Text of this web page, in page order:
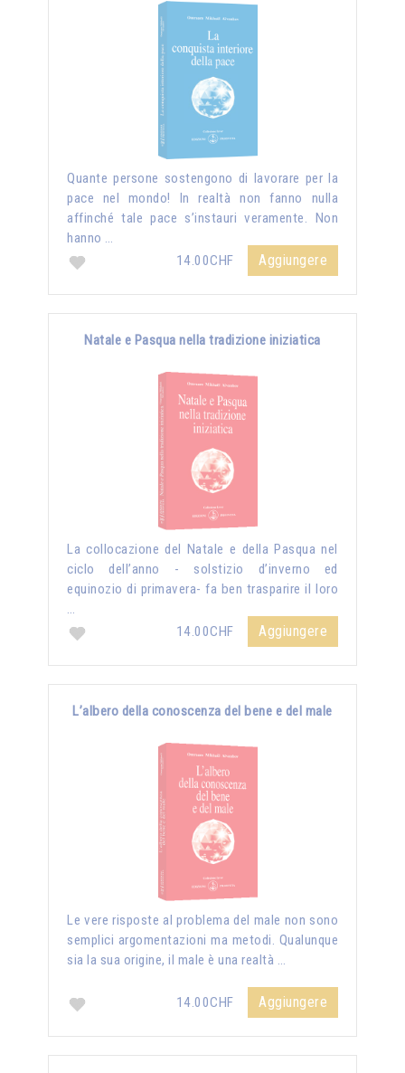
Quante persone sostengono di lavorare per la
pace nel mondo! In realtà non fanno nulla
affinché tale pace s’instauri veramente. Non
hanno …
14.00CHF
Aggiungere
Natale e Pasqua nella tradizione iniziatica
La collocazione del Natale e della Pasqua nel
ciclo dell’anno - solstizio d’inverno ed
equinozio di primavera- fa ben trasparire il loro
…
14.00CHF
Aggiungere
L’albero della conoscenza del bene e del male
Le vere risposte al problema del male non sono
semplici argomentazioni ma metodi. Qualunque
sia la sua origine, il male è una realtà …
14.00CHF Aggiungere